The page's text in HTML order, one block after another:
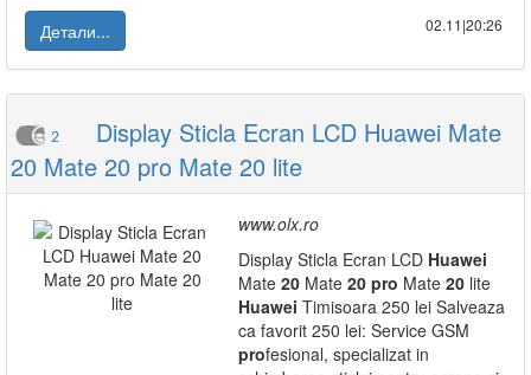
Детали...
02.11|20:26
2
Display Sticla Ecran LCD Huawei Mate
20 Mate 20 pro Mate 20 lite
www.olx.ro
Display Sticla Ecran LCD Huawei
Mate 20 Mate 20 pro Mate 20 lite
Huawei Timisoara 250 lei Salveaza
ca favorit 250 lei: Service GSM
profesional, specializat in